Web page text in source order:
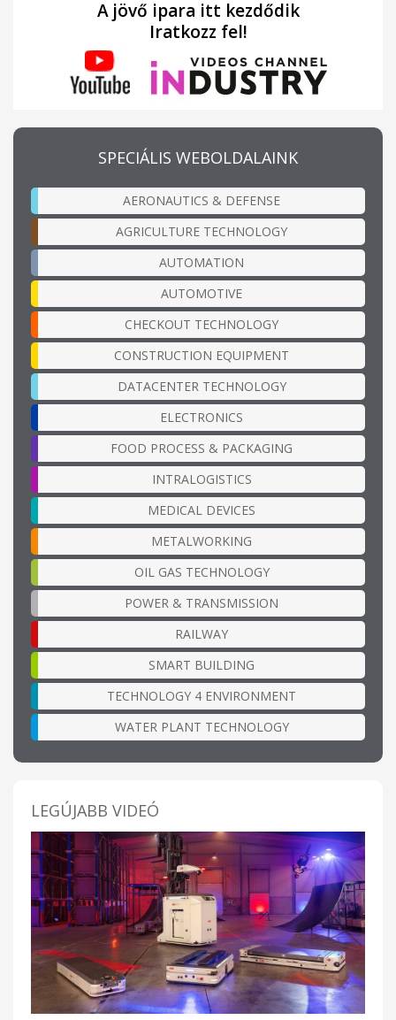
A jövő ipara itt kezdődik
Iratkozz fel!
SPECIÁLIS WEBOLDALAINK
AERONAUTICS & DEFENSE
AGRICULTURE TECHNOLOGY
AUTOMATION
AUTOMOTIVE
CHECKOUT TECHNOLOGY
CONSTRUCTION EQUIPMENT
DATACENTER TECHNOLOGY
ELECTRONICS
FOOD PROCESS & PACKAGING
INTRALOGISTICS
MEDICAL DEVICES
METALWORKING
OIL GAS TECHNOLOGY
POWER & TRANSMISSION
RAILWAY
SMART BUILDING
TECHNOLOGY 4 ENVIRONMENT
WATER PLANT TECHNOLOGY
LEGÚJABB VIDEÓ